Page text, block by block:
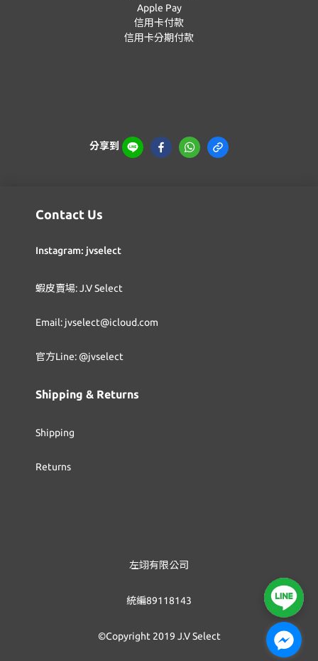
Apple Pay
信用卡付款
信用卡分期付款
分享到
Contact Us
Instagram: jvselect
蝦皮賣場: J.V Select
Email: jvselect@icloud.com
官方Line: @jvselect
Shipping & Returns
Shipping
Returns
左翊有限公司
統編89118143
©Copyright 2019 J.V Select